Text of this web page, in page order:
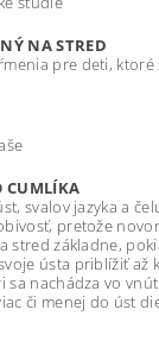
NA STRED
pre deti, ktoré
CUMLÍKA
svalov jazyka a
pretože
stred základne,
ústa priblížiť až
sa nachádza vo
či menej do úst